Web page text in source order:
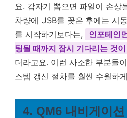
요. 갑자기 뽑으면 파일이 손상
차량에 USB를 꽂은 후에는 시
를 시작하기보다는,
인포테인
팅될 때까지 잠시 기다리는 것
더라고요. 이런 사소한 부분들
스템 갱신 절차를 훨씬 수월하
4. QM6 내비게이